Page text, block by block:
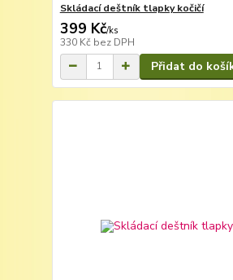
Skládací deštník tlapky kočičí
399 Kč/ks
330 Kč bez DPH
Přidat do